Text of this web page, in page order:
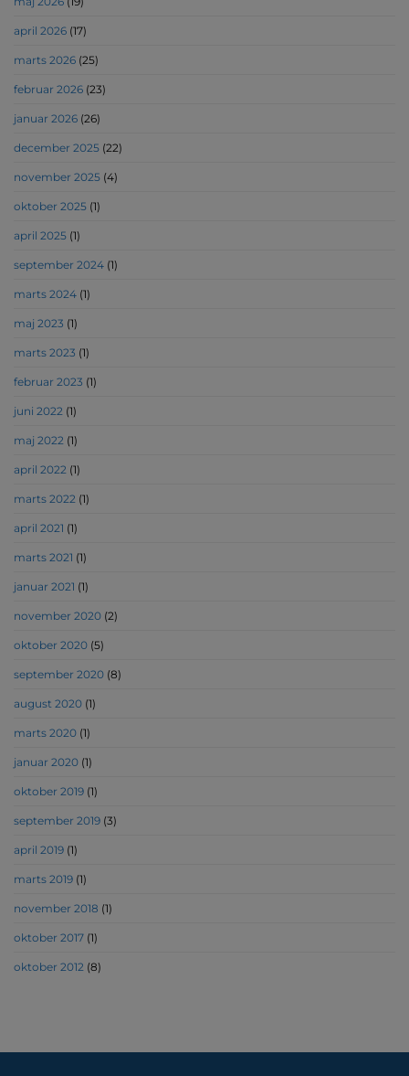
april 2026 (17)
marts 2026 (25)
februar 2026 (23)
januar 2026 (26)
december 2025 (22)
november 2025 (4)
oktober 2025 (1)
april 2025 (1)
september 2024 (1)
marts 2024 (1)
maj 2023 (1)
marts 2023 (1)
februar 2023 (1)
juni 2022 (1)
maj 2022 (1)
april 2022 (1)
marts 2022 (1)
april 2021 (1)
marts 2021 (1)
januar 2021 (1)
november 2020 (2)
oktober 2020 (5)
september 2020 (8)
august 2020 (1)
marts 2020 (1)
januar 2020 (1)
oktober 2019 (1)
september 2019 (3)
april 2019 (1)
marts 2019 (1)
november 2018 (1)
oktober 2017 (1)
oktober 2012 (8)